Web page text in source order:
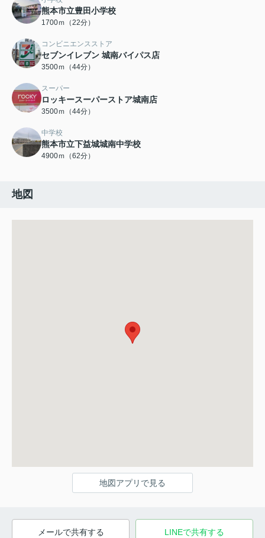
熊本市立豊田小学校
1700ｍ（22分）
コンビニエンスストア
セブンイレブン 城南バイパス店
3500ｍ（44分）
スーパー
ロッキースーパーストア城南店
3500ｍ（44分）
中学校
熊本市立下益城城南中学校
4900ｍ（62分）
地図
地図アプリで見る
メールで共有する LINEで共有する